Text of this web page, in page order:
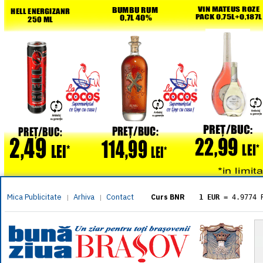
Mica Publicitate | Arhiva | Contact Curs BNR 1 EUR = 4.9774
= 5.8304
1 XAU= 464.4611
1 AED= 1.1933
1 AUD= 2.7957
1 BGN= 2.5449